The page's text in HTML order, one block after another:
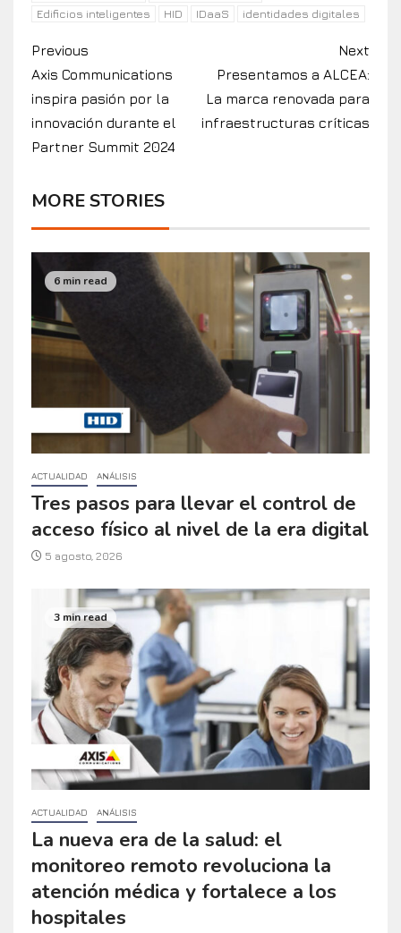
Edificios inteligentes
HID IDaaS identidades digitales
Previous
Axis Communications
inspira pasión por la
innovación durante el
Partner Summit 2024
Next
Presentamos a ALCEA:
La marca renovada para
infraestructuras críticas
MORE STORIES
6 min read
ACTUALIDAD ANÁLISIS
Tres pasos para llevar el control de
acceso físico al nivel de la era digital
5 agosto, 2026
3 min read
ACTUALIDAD ANÁLISIS
La nueva era de la salud: el
monitoreo remoto revoluciona la
atención médica y fortalece a los
hospitales